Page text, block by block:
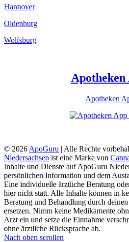
Hannover
Oldenburg
Wolfsburg
Apotheken
Apotheken
© 2026 ApoGuru | Alle Rechte
Niedersachsen ist eine Marke von
Inhalte und Dienste auf ApoGuru
persönlichen Information und dem
Eine individuelle ärztliche Beratung
hier nicht statt. Alle Inhalte können in
Beratung und Behandlung durch
ersetzen. Nimm keine Medikamente
Arzt ein und setze die Einnahme
ohne ärztliche Rücksprache ab.
Nach oben scrollen